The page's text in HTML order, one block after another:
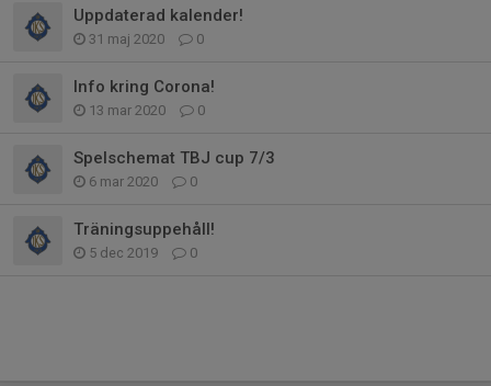
Uppdaterad kalender!
31 maj 2020 0
Info kring Corona!
13 mar 2020 0
Spelschemat TBJ cup 7/3
6 mar 2020 0
Träningsuppehåll!
5 dec 2019 0